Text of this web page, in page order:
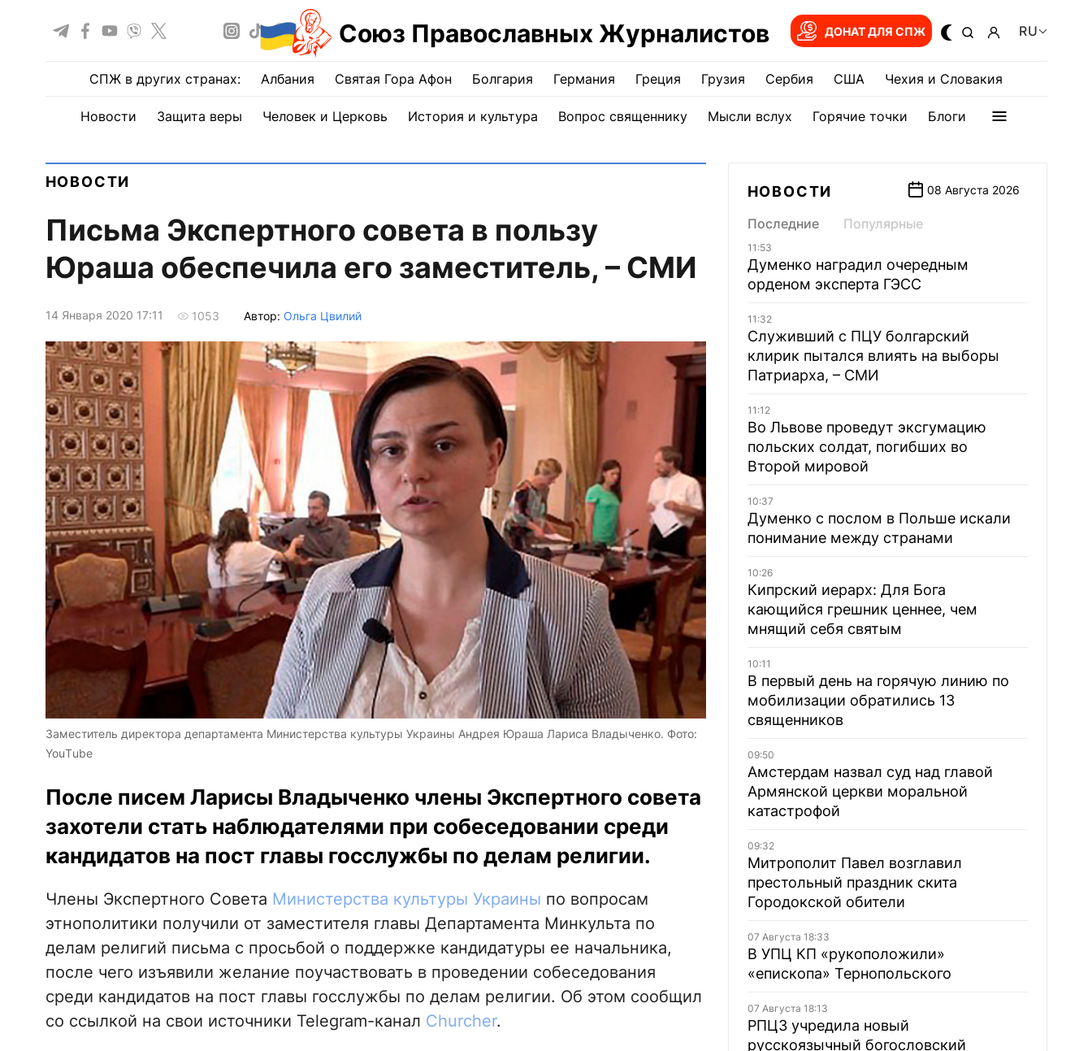
Союз Православных Журналистов ДОНАТ ДЛЯ СПЖ RU
СПЖ в других странах: Албания Святая Гора Афон Болгария Германия Греция Грузия Сербия США Чехия и Словакия
Новости Защита веры Человек и Церковь История и культура Вопрос священнику Мысли вслух Горячие точки Блоги
НОВОСТИ
Письма Экспертного совета в пользу
Юраша обеспечила его заместитель, – СМИ
14 Января 2020 17:11 1053 Автор: Ольга Цвилий
Заместитель директора департамента Министерства культуры Украины Андрея Юраша Лариса Владыченко. Фото:
YouТube
После писем Ларисы Владыченко члены Экспертного совета
захотели стать наблюдателями при собеседовании среди
кандидатов на пост главы госслужбы по делам религии.
Члены Экспертного Совета Министерства культуры Украины по вопросам
этнополитики получили от заместителя главы Департамента Минкульта по
делам религий письма с просьбой о поддержке кандидатуры ее начальника,
после чего изъявили желание поучаствовать в проведении собеседования
среди кандидатов на пост главы госслужбы по делам религии. Об этом сообщил
со ссылкой на свои источники Telegram-канал Churcher.
НОВОСТИ 08 Августа 2026
Последние Популярные
11:53
Думенко наградил очередным
орденом эксперта ГЭСС
11:32
Служивший с ПЦУ болгарский
клирик пытался влиять на выборы
Патриарха, – СМИ
11:12
Во Львове проведут эксгумацию
польских солдат, погибших во
Второй мировой
10:37
Думенко с послом в Польше искали
понимание между странами
10:26
Кипрский иерарх: Для Бога
кающийся грешник ценнее, чем
мнящий себя святым
10:11
В первый день на горячую линию по
мобилизации обратились 13
священников
09:50
Амстердам назвал суд над главой
Армянской церкви моральной
катастрофой
09:32
Митрополит Павел возглавил
престольный праздник скита
Городокской обители
07 Августа 18:33
В УПЦ КП «рукоположили»
«епископа» Тернопольского
07 Августа 18:13
РПЦЗ учредила новый
русскоязычный богословский